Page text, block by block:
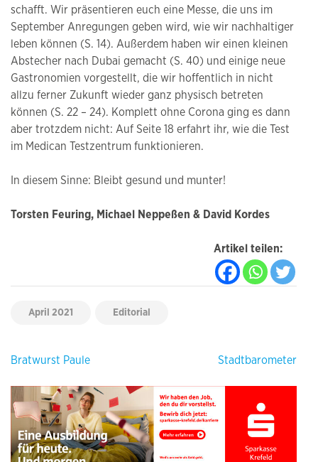
schafft. Wir präsentieren euch eine Messe, die uns im
September Anregungen geben wird, wie wir nachhaltiger
leben können (S. 14). Außerdem haben wir einen kleinen
Abstecher nach Dubai gemacht (S. 40) und einige neue
Gastronomien vorgestellt, die wir hoffentlich in nicht
allzu ferner Zukunft wieder ganz physisch betreten
können (S. 22 – 24). Komplett ohne Corona ging es dann
aber trotzdem nicht: Auf Seite 18 erfahrt ihr, wie die Test
im Medican Testzentrum funktionieren.
In diesem Sinne: Bleibt gesund und munter!
Torsten Feuring, Michael Neppeßen & David Kordes
Artikel teilen:
April 2021 Editorial
Beitragsnavigation
Bratwurst Paule Stadtbarometer